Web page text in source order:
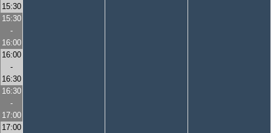
15:30
15:30
-
16:00
16:00
-
16:30
16:30
-
17:00
17:00